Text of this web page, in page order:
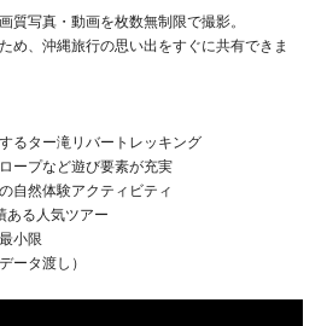
質写真・動画を枚数無制限で撮影。
め、沖縄旅行の思い出をすぐに共有できま
るター滝リバートレッキング
ープなど遊び要素が充実
自然体験アクティビティ
ある人気ツアー
小限
ータ渡し）